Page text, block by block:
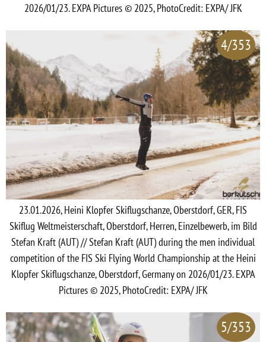
2026/01/23. EXPA Pictures © 2025, PhotoCredit: EXPA/ JFK
4/353
23.01.2026, Heini Klopfer Skiflugschanze, Oberstdorf, GER, FIS
Skiflug Weltmeisterschaft, Oberstdorf, Herren, Einzelbewerb, im Bild
Stefan Kraft (AUT) // Stefan Kraft (AUT) during the men individual
competition of the FIS Ski Flying World Championship at the Heini
Klopfer Skiflugschanze, Oberstdorf, Germany on 2026/01/23. EXPA
Pictures © 2025, PhotoCredit: EXPA/ JFK
5/353